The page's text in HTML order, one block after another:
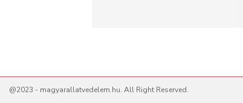
@2023 - magyarallatvedelem.hu. All Right Reserved.